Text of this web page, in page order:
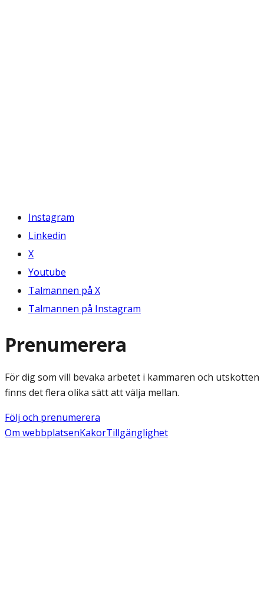
Instagram
Linkedin
X
Youtube
Talmannen på X
Talmannen på Instagram
Prenumerera
För dig som vill bevaka arbetet i kammaren och utskotten
finns det flera olika sätt att välja mellan.
Följ och prenumerera
Om webbplatsenKakorTillgänglighet